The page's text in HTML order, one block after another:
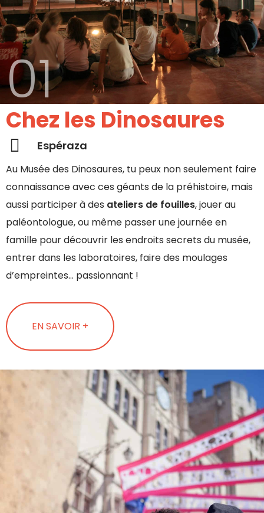
01
Chez les Dinosaures
Espéraza
Au Musée des Dinosaures, tu peux non seulement faire
connaissance avec ces géants de la préhistoire, mais
aussi participer à des ateliers de fouilles, jouer au
paléontologue, ou même passer une journée en
famille pour découvrir les endroits secrets du musée,
entrer dans les laboratoires, faire des moulages
d’empreintes… passionnant !
EN SAVOIR +